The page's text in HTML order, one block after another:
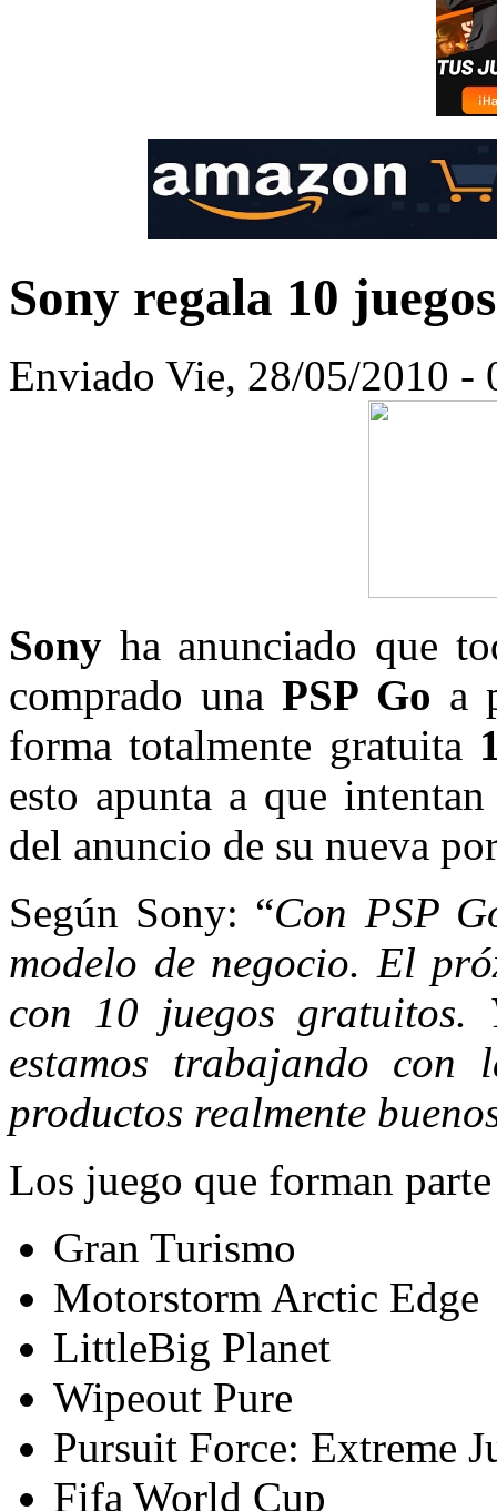
Sony regala 10
Enviado Vie, 28/05/2010 -
Sony ha anunciado que
comprado unaPSP Go a
forma totalmente gratuita
esto apunta a que
del anuncio de su nueva
Según Sony: “Con PSP
modelo de negocio. El
con 10 juegos
estamos trabajando
productos realmente
Los juego que forman
Gran Turismo
Motorstorm Arctic Edge
LittleBig Planet
Wipeout Pure
Pursuit Force: Extreme
Fifa World Cup